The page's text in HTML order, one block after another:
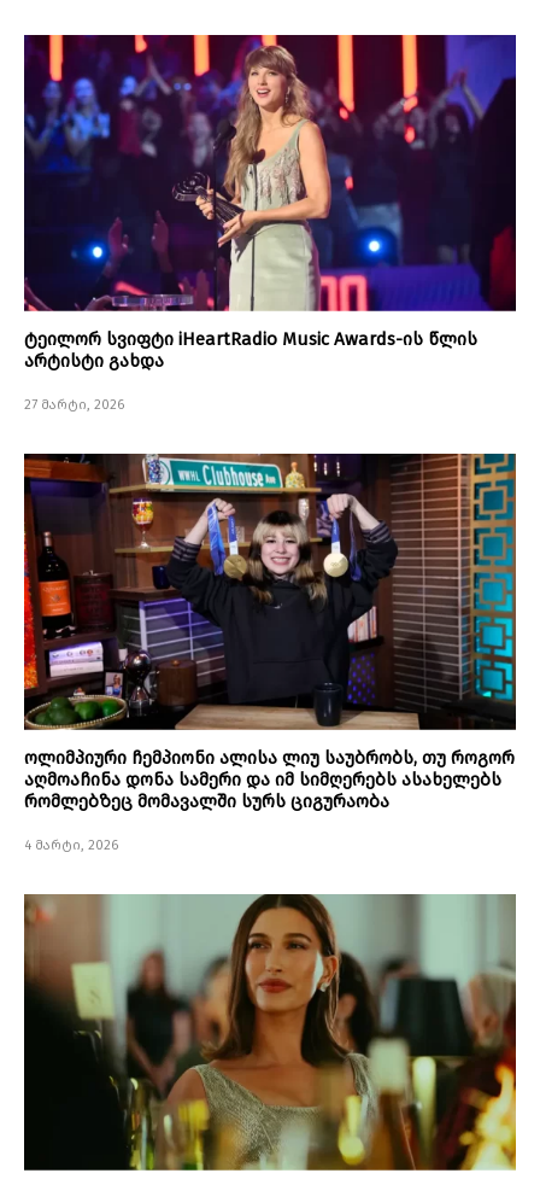
ტეილორ სვიფტი iHeartRadio Music Awards-ის წლის
არტისტი გახდა
27 მარტი, 2026
ოლიმპიური ჩემპიონი ალისა ლიუ საუბრობს, თუ როგორ
აღმოაჩინა დონა სამერი და იმ სიმღერებს ასახელებს
რომლებზეც მომავალში სურს ციგურაობა
4 მარტი, 2026